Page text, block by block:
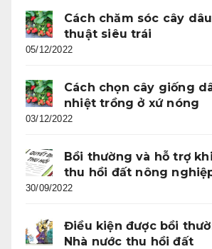
Cách chăm sóc cây
thuật siêu trái
05/12/2022
Cách chọn cây giống
nhiệt trồng ở xứ nóng
03/12/2022
Bồi thường và hỗ trợ
thu hồi đất nông
30/09/2022
Điều kiện được bồi
Nhà nước thu hồi đất